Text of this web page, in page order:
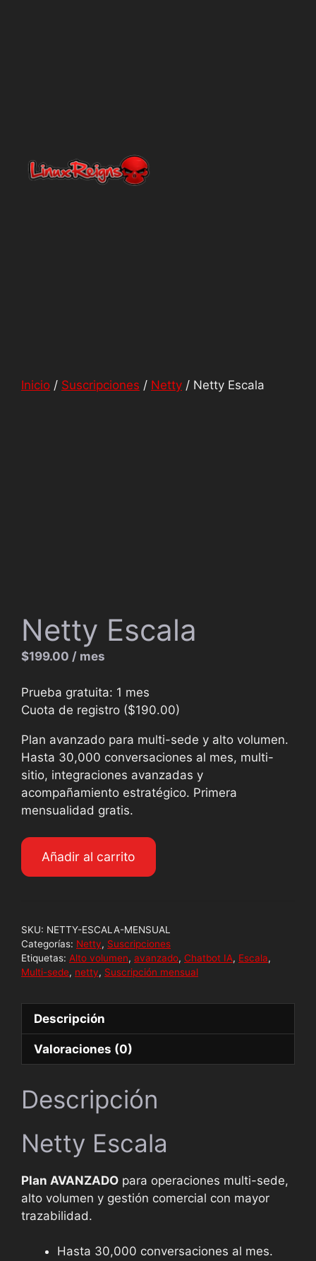
Inicio / Suscripciones / Netty / Netty Escala
Netty Escala
$199.00 / mes
Prueba gratuita: 1 mes
Cuota de registro ($190.00)
Plan avanzado para multi-sede y alto volumen.
Hasta 30,000 conversaciones al mes, multi-
sitio, integraciones avanzadas y
acompañamiento estratégico. Primera
mensualidad gratis.
Añadir al carrito
SKU: NETTY-ESCALA-MENSUAL
Categorías: Netty, Suscripciones
Etiquetas: Alto volumen, avanzado, Chatbot IA, Escala,
Multi-sede, netty, Suscripción mensual
Descripción
Valoraciones (0)
Descripción
Netty Escala
Plan AVANZADO para operaciones multi-sede,
alto volumen y gestión comercial con mayor
trazabilidad.
Hasta 30,000 conversaciones al mes.
Netty
En línea